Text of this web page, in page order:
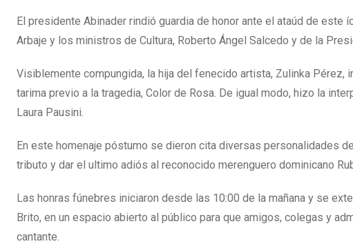
El presidente Abinader rindió guardia de honor ante el ataúd de este
Arbaje y los ministros de Cultura, Roberto Ángel Salcedo y de la
Visiblemente compungida, la hija del fenecido artista, Zulinka Pérez,
tarima previo a la tragedia, Color de Rosa. De igual modo, hizo la
Laura Pausini.
En este homenaje póstumo se dieron cita diversas personalidades
tributo y dar el ultimo adiós al reconocido merenguero dominicano
Las honras fúnebres iniciaron desde las 10:00 de la mañana y se
Brito, en un espacio abierto al público para que amigos, colegas y
cantante.